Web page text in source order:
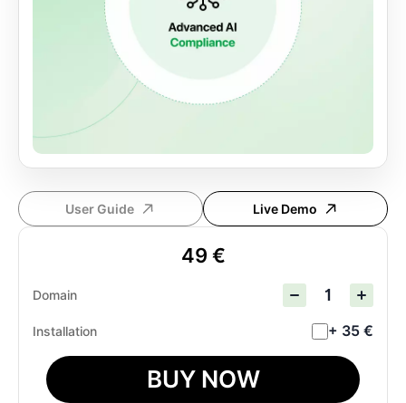
User Guide Live Demo
49 €
Domain
Installation + 35 €
BUY NOW